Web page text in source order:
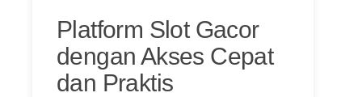
Platform Slot Gacor
dengan Akses Cepat
dan Praktis